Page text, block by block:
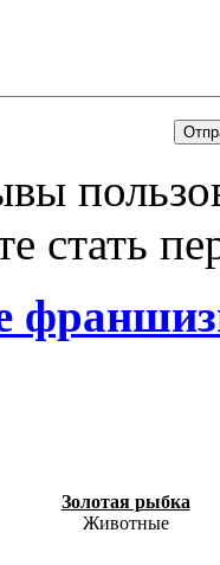
стать
Золотая рыбка
Животные